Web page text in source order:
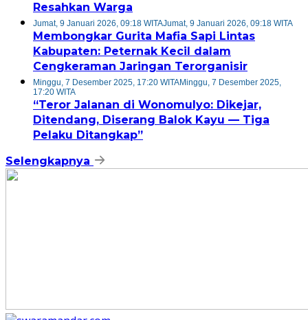
Resahkan Warga
Jumat, 9 Januari 2026, 09:18 WITAJumat, 9 Januari 2026, 09:18 WITA
Membongkar Gurita Mafia Sapi Lintas
Kabupaten: Peternak Kecil dalam
Cengkeraman Jaringan Terorganisir
Minggu, 7 Desember 2025, 17:20 WITAMinggu, 7 Desember 2025,
17:20 WITA
“Teror Jalanan di Wonomulyo: Dikejar,
Ditendang, Diserang Balok Kayu — Tiga
Pelaku Ditangkap”
Selengkapnya